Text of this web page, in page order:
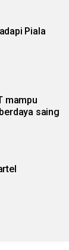
Piala
mampu
saing